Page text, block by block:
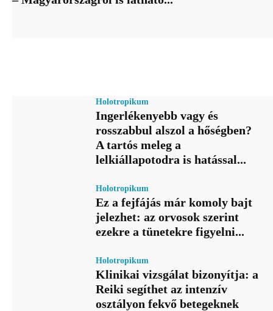
Holotropikum
Ingerlékenyebb vagy és
rosszabbul alszol a hőségben?
A tartós meleg a
lelkiállapotodra is hatással...
Holotropikum
Ez a fejfájás már komoly bajt
jelezhet: az orvosok szerint
ezekre a tünetekre figyelni...
Holotropikum
Klinikai vizsgálat bizonyítja: a
Reiki segíthet az intenzív
osztályon fekvő betegeknek